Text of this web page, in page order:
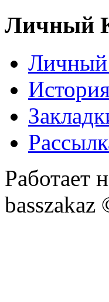
Личный
Личный
Работает
basszakaz